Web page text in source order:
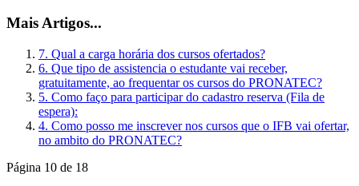
Mais Artigos...
7. Qual a carga horária dos cursos ofertados?
6. Que tipo de assistencia o estudante vai receber,
gratuitamente, ao frequentar os cursos do PRONATEC?
5. Como faço para participar do cadastro reserva (Fila de
espera):
4. Como posso me inscrever nos cursos que o IFB vai ofertar,
no ambito do PRONATEC?
Página 10 de 18